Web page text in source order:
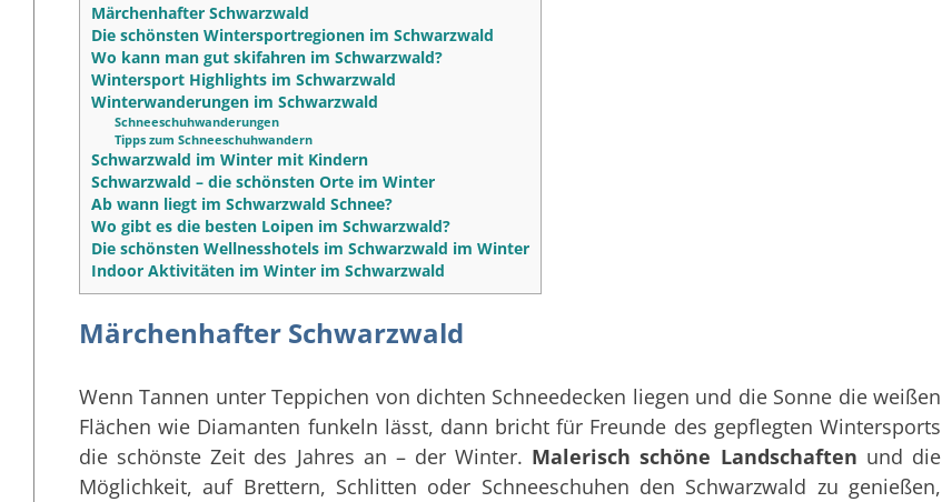
Märchenhafter Schwarzwald
Die schönsten Wintersportregionen im Schwarzwald
Wo kann man gut skifahren im Schwarzwald?
Wintersport Highlights im Schwarzwald
Winterwanderungen im Schwarzwald
Schneeschuhwanderungen
Tipps zum Schneeschuhwandern
Schwarzwald im Winter mit Kindern
Schwarzwald – die schönsten Orte im Winter
Ab wann liegt im Schwarzwald Schnee?
Wo gibt es die besten Loipen im Schwarzwald?
Die schönsten Wellnesshotels im Schwarzwald im Winter
Indoor Aktivitäten im Winter im Schwarzwald
Märchenhafter Schwarzwald
Wenn Tannen unter Teppichen von dichten Schneedecken liegen und die Sonne die weißen
Flächen wie Diamanten funkeln lässt, dann bricht für Freunde des gepflegten Wintersports
die schönste Zeit des Jahres an – der Winter. Malerisch schöne Landschaften und die
Möglichkeit, auf Brettern, Schlitten oder Schneeschuhen den Schwarzwald zu genießen,